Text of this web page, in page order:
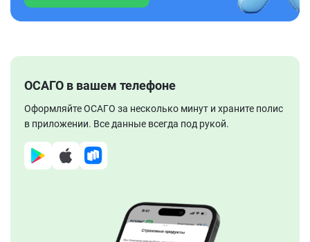
ОСАГО в вашем телефоне
Оформляйте ОСАГО за несколько минут и храните полис
в приложении. Все данные всегда под рукой.